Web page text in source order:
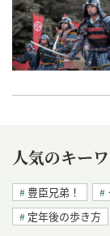
人気のキー
豊臣兄弟！
定年後の歩き方